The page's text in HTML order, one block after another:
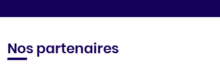
Nos partenaires